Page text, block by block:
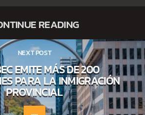
READING
NEXT POST
EMITE MÁS DE 200
PARA LA INMIGRACIÓN
PROVINCIAL